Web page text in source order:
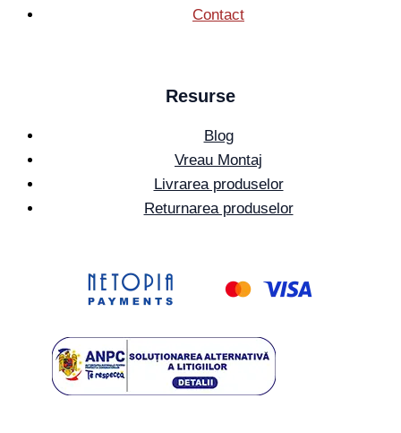
Contact
Resurse
Blog
Vreau Montaj
Livrarea produselor
Returnarea produselor